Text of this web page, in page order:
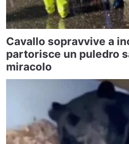
Cavallo sopravvive a
partorisce un puledro
miracolo